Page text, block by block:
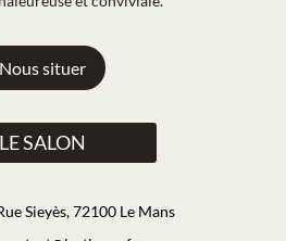
Nous situer
LE SALON
Sieyès, 72100 Le Mans